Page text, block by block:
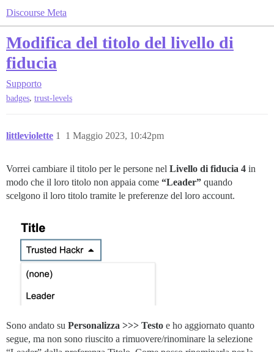
Discourse Meta
Modifica del titolo del livello di
fiducia
Supporto
badges, trust-levels
littleviolette 1 Maggio 2023, 10:42pm
1
Vorrei cambiare il titolo per le persone nel Livello di fiducia 4 in
modo che il loro titolo non appaia come “Leader” quando
scelgono il loro titolo tramite le preferenze del loro account.
Sono andato su Personalizza >>> Testo e ho aggiornato quanto
segue, ma non sono riuscito a rimuovere/rinominare la selezione